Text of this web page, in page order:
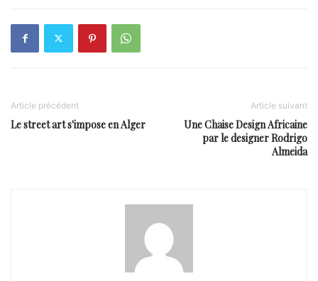
Article précédent
Le street art s'impose en Alger
Article suivant
Une Chaise Design Africaine
par le designer Rodrigo
Almeida